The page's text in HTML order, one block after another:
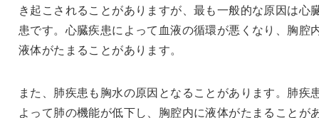
き起こされることがありますが、最も一般的な原因は心
患です。心臓疾患によって血液の循環が悪くなり、胸腔
液体がたまることがあります。
また、肺疾患も胸水の原因となることがあります。肺疾
よって肺の機能が低下し、胸腔内に液体がたまることが